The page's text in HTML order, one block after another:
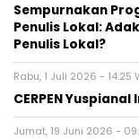
Sempurnakan
Penulis Lokal:
Penulis Lokal?
Rabu, 1 Juli 2026 - 14:25
CERPEN
Jumat, 19 Juni 2026 -